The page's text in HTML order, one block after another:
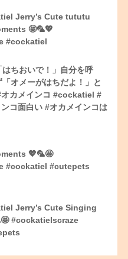
Jerry’s Cute tututu
🤩🦜💖
#cockatiel
ちおいで！」自分を呼
オメーがはちだよ！」と
オカメインコ #cockatiel #
コ面白い #オカメインコは
💖🦜🤩
#cockatiel #cutepets
Jerry’s Cute Singing
#cockatielscraze